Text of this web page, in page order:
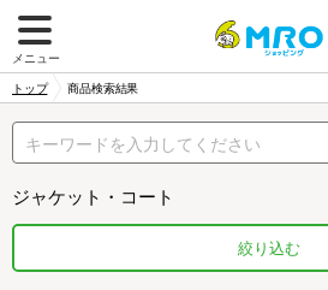
メニュー
トップ 商品検索結果
ジャケット・コート
絞り込む